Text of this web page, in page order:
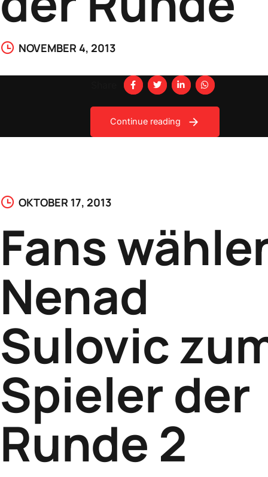
NOVEMBER 4, 2013
Continue reading
OKTOBER 17, 2013
Fans
Nenad
Sulovic
Spieler der
Runde 2